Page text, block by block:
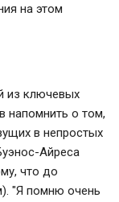
на этом
из ключевых
напомнить о том,
в непростых
Айреса
что до
"Я помню очень